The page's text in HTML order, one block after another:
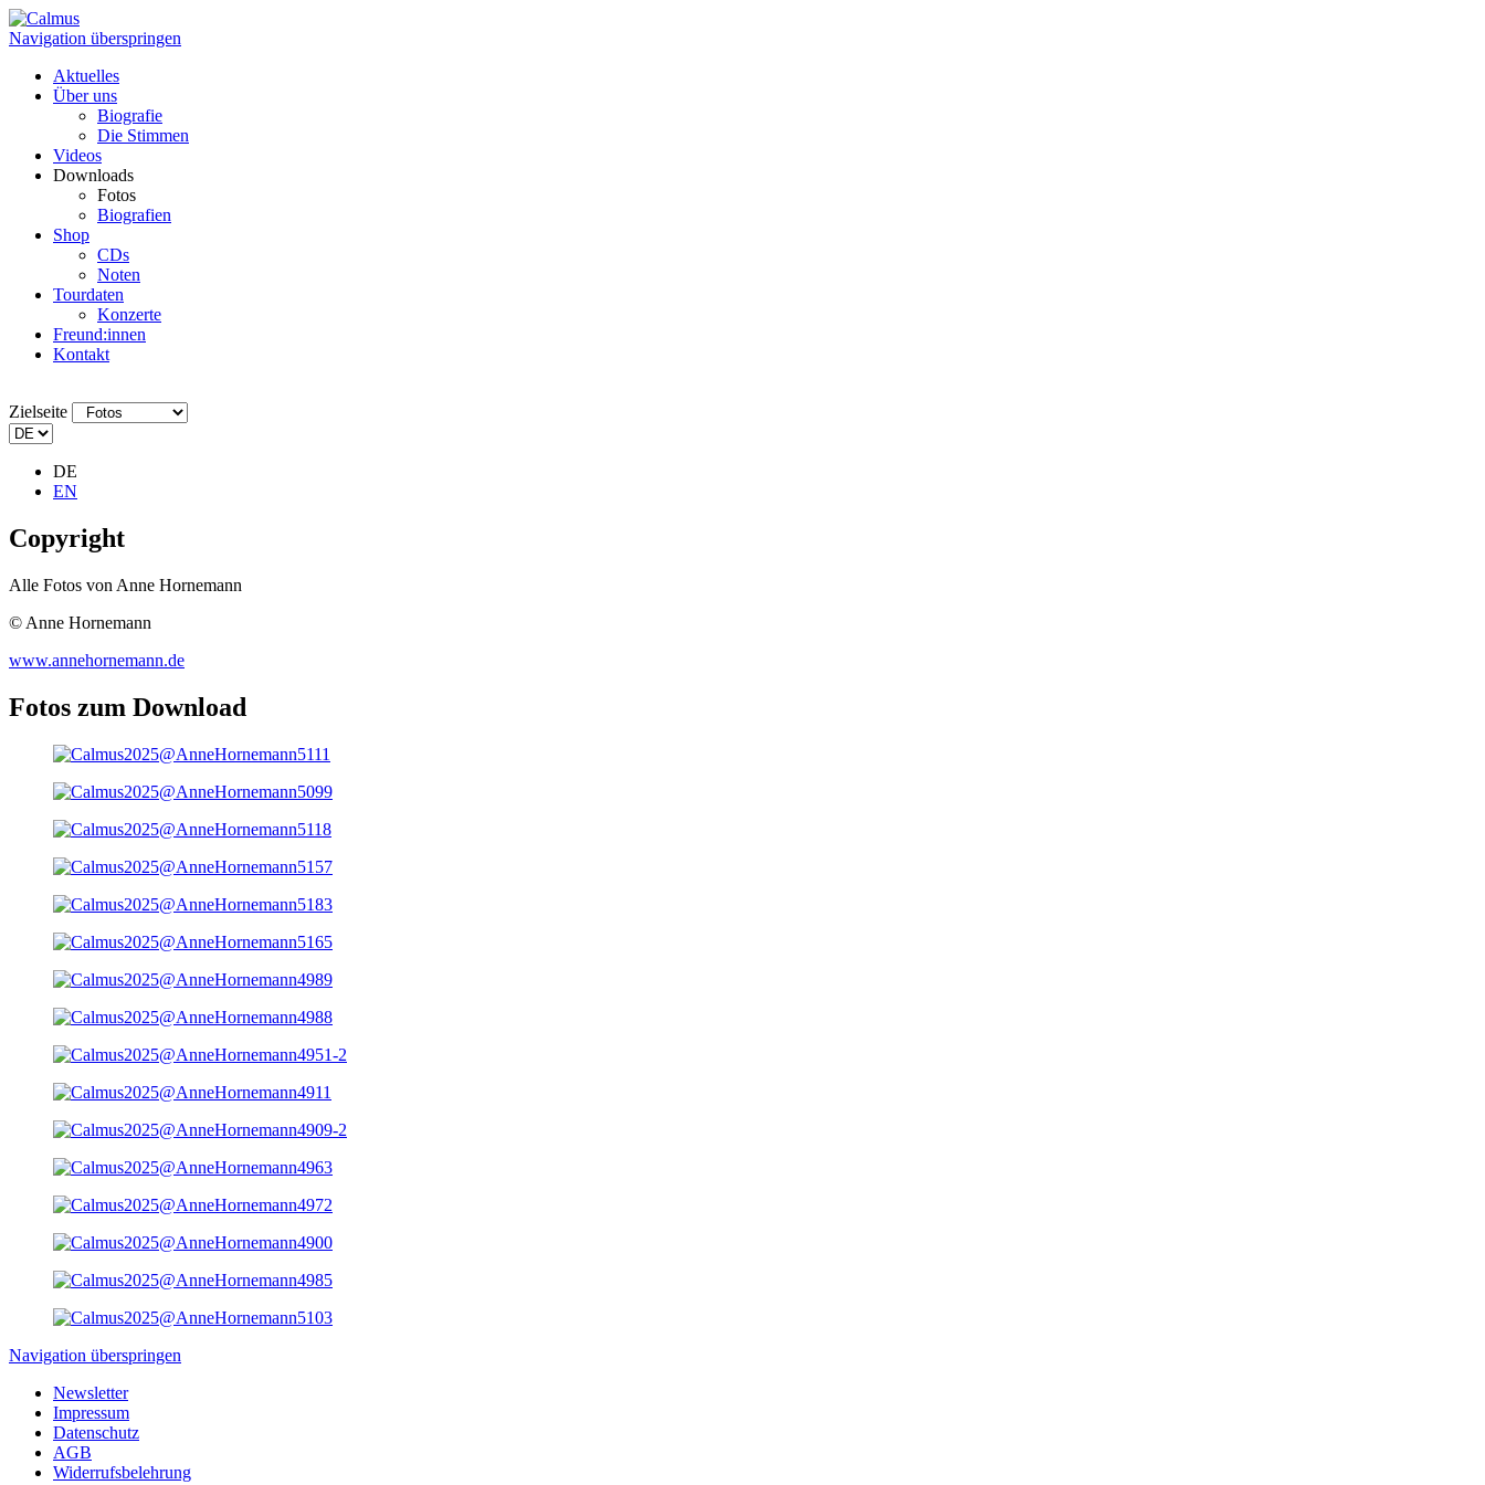
Navigation überspringen
Aktuelles
Über uns
Biografie
Die Stimmen
Videos
Downloads
Fotos
Biografien
Shop
CDs
Noten
Tourdaten
Konzerte
Freund:innen
Kontakt
Zielseite
DE
EN
Copyright
Alle Fotos von Anne Hornemann
© Anne Hornemann
www.annehornemann.de
Fotos zum Download
Navigation überspringen
Newsletter
Impressum
Datenschutz
AGB
Widerrufsbelehrung